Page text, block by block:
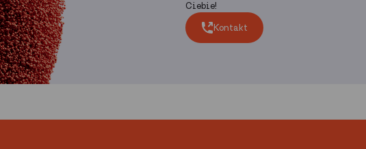
Ciebie!
Kontakt